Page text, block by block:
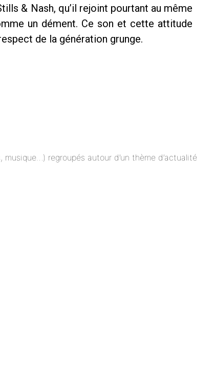
& Nash, qu’il rejoint pourtant au même
un dément. Ce son et cette attitude
de la génération grunge.
regroupés autour d’un thème d’actualité